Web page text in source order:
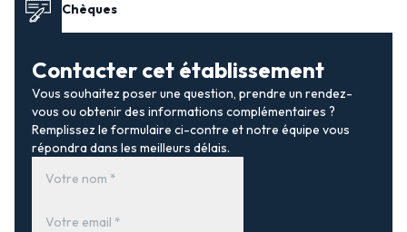
Chèques
Contacter cet établissement
Vous souhaitez poser une question, prendre un rendez-
vous ou obtenir des informations complémentaires ?
Remplissez le formulaire ci-contre et notre équipe vous
répondra dans les meilleurs délais.